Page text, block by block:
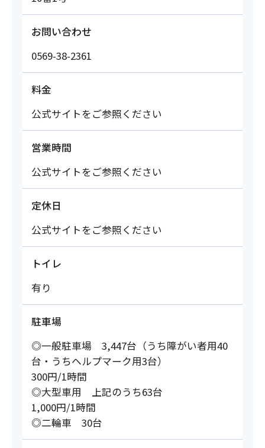
お問い合わせ
0569-38-2361
料金
公式サイトをご参照ください
営業時間
公式サイトをご参照ください
定休日
公式サイトをご参照ください
トイレ
有り
駐車場
◎一般駐車場 3,447台（うち障がい者用40
台・うちヘルプマーク用3台）
300円/1時間
◎大型車用 上記のうち63台
1,000円/1時間
◎二輪車 30台